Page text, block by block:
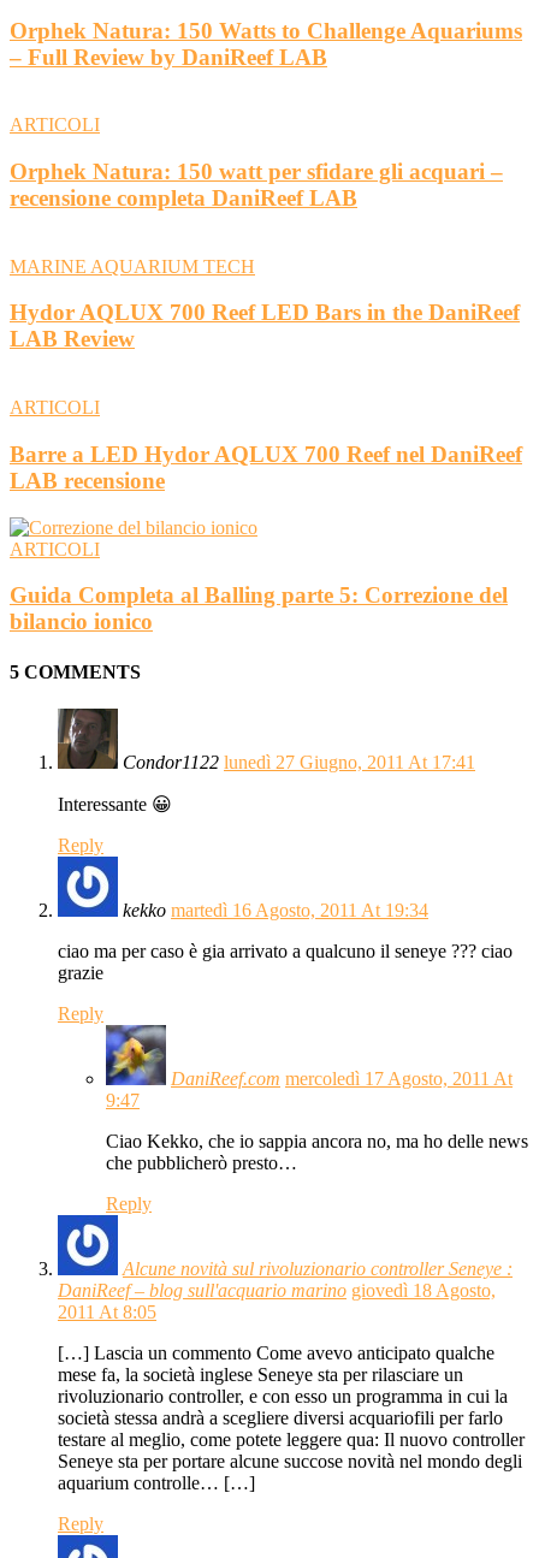
Orphek Natura: 150 Watts to Challenge Aquariums
– Full Review by DaniReef LAB
ARTICOLI
Orphek Natura: 150 watt per sfidare gli acquari –
recensione completa DaniReef LAB
MARINE AQUARIUM TECH
Hydor AQLUX 700 Reef LED Bars in the DaniReef
LAB Review
ARTICOLI
Barre a LED Hydor AQLUX 700 Reef nel DaniReef
LAB recensione
ARTICOLI
Guida Completa al Balling parte 5: Correzione del
bilancio ionico
5 COMMENTS
Condor1122 lunedì 27 Giugno, 2011 At 17:41
Interessante 😀
Reply
kekko martedì 16 Agosto, 2011 At 19:34
ciao ma per caso è gia arrivato a qualcuno il seneye ??? ciao
grazie
Reply
DaniReef.com mercoledì 17 Agosto, 2011 At
9:47
Ciao Kekko, che io sappia ancora no, ma ho delle news
che pubblicherò presto…
Reply
Alcune novità sul rivoluzionario controller Seneye :
DaniReef – blog sull'acquario marino giovedì 18 Agosto,
2011 At 8:05
[…] Lascia un commento Come avevo anticipato qualche
mese fa, la società inglese Seneye sta per rilasciare un
rivoluzionario controller, e con esso un programma in cui la
società stessa andrà a scegliere diversi acquariofili per farlo
testare al meglio, come potete leggere qua: Il nuovo controller
Seneye sta per portare alcune succose novità nel mondo degli
aquarium controlle… […]
Reply